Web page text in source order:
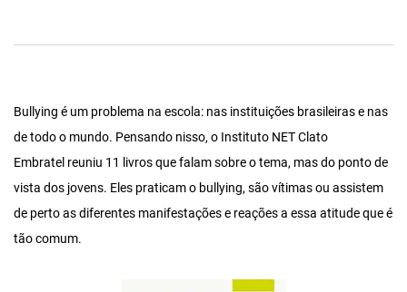
Bullying é um problema na escola: nas instituições brasileiras e nas
de todo o mundo. Pensando nisso, o Instituto NET Clato
Embratel reuniu 11 livros que falam sobre o tema, mas do ponto de
vista dos jovens. Eles praticam o bullying, são vítimas ou assistem
de perto as diferentes manifestações e reações a essa atitude que é
tão comum.